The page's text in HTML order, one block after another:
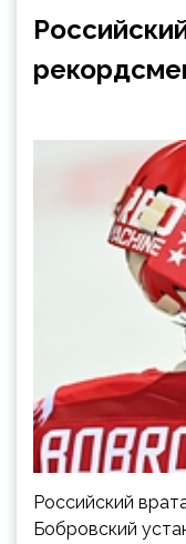
Российский
Бобровский